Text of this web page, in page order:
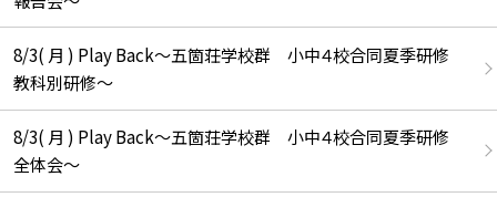
8/3( 月 ) Play Back～五箇荘学校群 小中４校合同夏季研修
教科別研修～
8/3( 月 ) Play Back～五箇荘学校群 小中４校合同夏季研修
全体会～